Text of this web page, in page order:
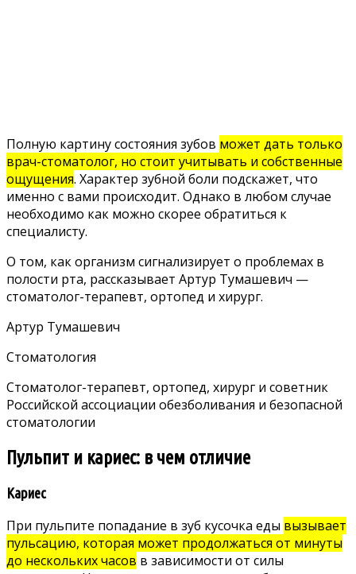
Полную картину состояния зубов может дать только
врач-стоматолог, но стоит учитывать и собственные
ощущения. Характер зубной боли подскажет, что
именно с вами происходит. Однако в любом случае
необходимо как можно скорее обратиться к
специалисту.
О том, как организм сигнализирует о проблемах в
полости рта, рассказывает Артур Тумашевич —
стоматолог-терапевт, ортопед и хирург.
Артур Тумашевич
Стоматология
Стоматолог-терапевт, ортопед, хирург и советник
Российской ассоциации обезболивания и безопасной
стоматологии
Пульпит и кариес: в чем отличие
Кариес
При пульпите попадание в зуб кусочка еды вызывает
пульсацию, которая может продолжаться от минуты
до нескольких часов в зависимости от силы